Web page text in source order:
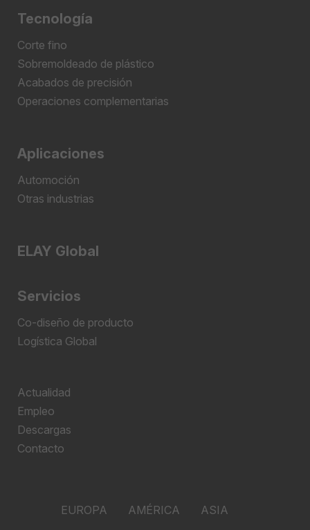
Tecnología
Corte fino
Sobremoldeado de plástico
Acabados de precisión
Operaciones complementarias
Aplicaciones
Automoción
Otras industrias
ELAY Global
Servicios
Co-diseño de producto
Logística Global
Actualidad
Empleo
Descargas
Contacto
EUROPA AMÉRICA ASIA